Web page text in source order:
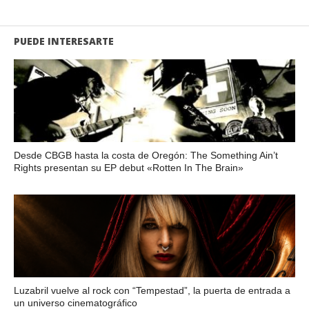
PUEDE INTERESARTE
Desde CBGB hasta la costa de Oregón: The Something Ain’t
Rights presentan su EP debut «Rotten In The Brain»
Luzabril vuelve al rock con “Tempestad”, la puerta de entrada a
un universo cinematográfico